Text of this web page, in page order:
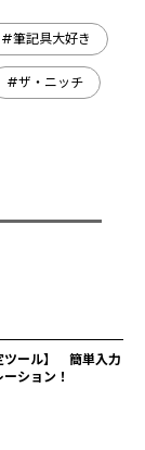
#筆記具大好き
#ザ・ニッチ
ツール】 簡単入力
ション！